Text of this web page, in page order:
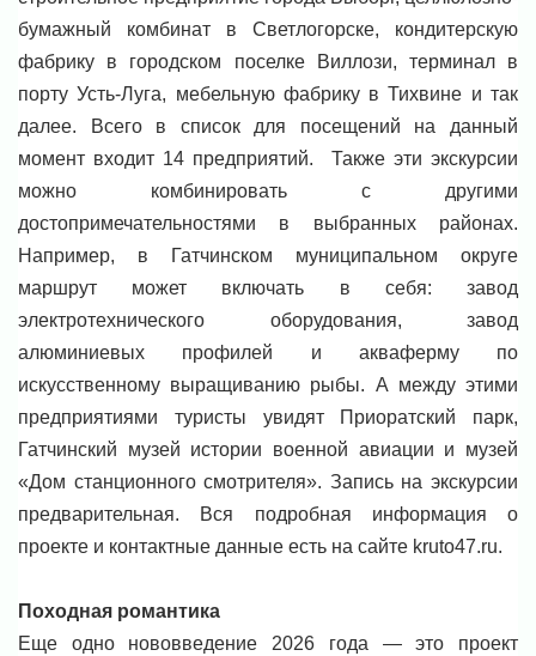
бумажный комбинат в Светлогорске, кондитерскую
фабрику в городском поселке Виллози, терминал в
порту Усть-Луга, мебельную фабрику в Тихвине и так
далее. Всего в список для посещений на данный
момент входит 14 предприятий. Также эти экскурсии
можно комбинировать с другими
достопримечательностями в выбранных районах.
Например, в Гатчинском муниципальном округе
маршрут может включать в себя: завод
электротехнического оборудования, завод
алюминиевых профилей и акваферму по
искусственному выращиванию рыбы. А между этими
предприятиями туристы увидят Приоратский парк,
Гатчинский музей истории военной авиации и музей
«Дом станционного смотрителя». Запись на экскурсии
предварительная. Вся подробная информация о
проекте и контактные данные есть на сайте kruto47.ru.
Походная романтика
Еще одно нововведение 2026 года — это проект